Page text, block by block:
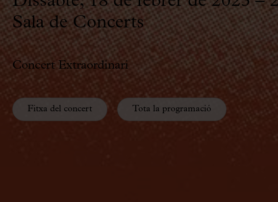
Sala de Concerts
Concert Extraordinari
Fitxa del concert Tota la programació